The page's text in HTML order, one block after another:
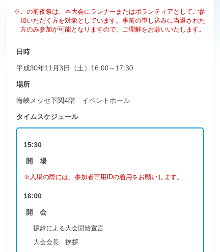
※この前夜祭は、本大会にランナーまたはボランティアとしてご参
加いただく方を対象としています。事前の申し込みに当選された
方のみ参加が可能となりますので、ご理解をお願いいたします。
日時
平成30年11月3日（土）16:00～17:30
場所
海峡メッセ下関4階 イベントホール
タイムスケジュール
15:30
開 場
※入場の際には、参加者専用IDの着用をお願いします。
16:00
開 会
振鈴による大会開始宣言
大会会長 挨拶